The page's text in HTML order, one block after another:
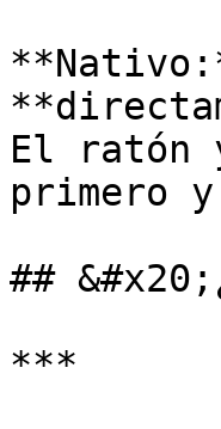
El ratón
primero
##
***